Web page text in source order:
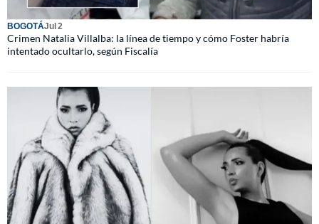
BOGOTÁJul 2
Crimen Natalia Villalba: la línea de tiempo y cómo Foster habría
intentado ocultarlo, según Fiscalía